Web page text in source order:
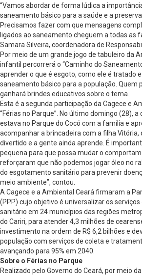
“Vamos abordar de forma lúdica a
saneamento básico para a saúde e a
Precisamos fazer com que mensagens
ligados ao saneamento cheguem a todas as
Samara Silveira, coordenadora de
Por meio de um grande jogo de tabuleiro da
infantil percorrerá o “Caminho do
aprender o que é esgoto, como ele é tratado
saneamento básico para a população. Quem
ganhará brindes educativos sobre o tema.
Esta é a segunda participação da Cagece e
“Férias no Parque”. No último domingo (28), a
estava no Parque do Cocó com a família e
acompanhar a brincadeira com a filha Vitória,
divertido e a gente ainda aprende. É
pequena para que possa mudar o
reforçaram que não podemos jogar óleo no
do esgotamento sanitário para prevenir
meio ambiente”, contou.
A Cagece e a Ambiental Ceará firmaram a
(PPP) cujo objetivo é universalizar os
sanitário em 24 municípios das regiões
do Cariri, para atender 4,3 milhões de
investimento na ordem de R$ 6,2 bilhões e
população com serviços de coleta e
avançando para 95% em 2040.
Sobre o Férias no Parque
Realizado pelo Governo do Ceará, por meio